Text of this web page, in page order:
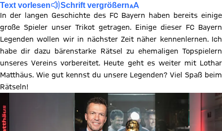
Text vorlesen Schrift vergrößern
In der langen Geschichte des FC Bayern haben bereits einige
große Spieler unser Trikot getragen. Einige dieser FC Bayern
Legenden wollen wir in nächster Zeit näher kennenlernen. Ich
habe dir dazu bärenstarke Rätsel zu ehemaligen Topspielern
unseres Vereins vorbereitet. Heute geht es weiter mit Lothar
Matthäus. Wie gut kennst du unsere Legenden? Viel Spaß beim
Rätseln!